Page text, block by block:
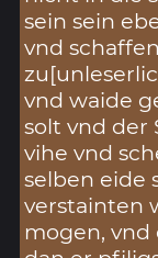
sein sein
vnd
vnd waide
solt vnd der
vihe vnd
selben eide
verstainten
mogen,